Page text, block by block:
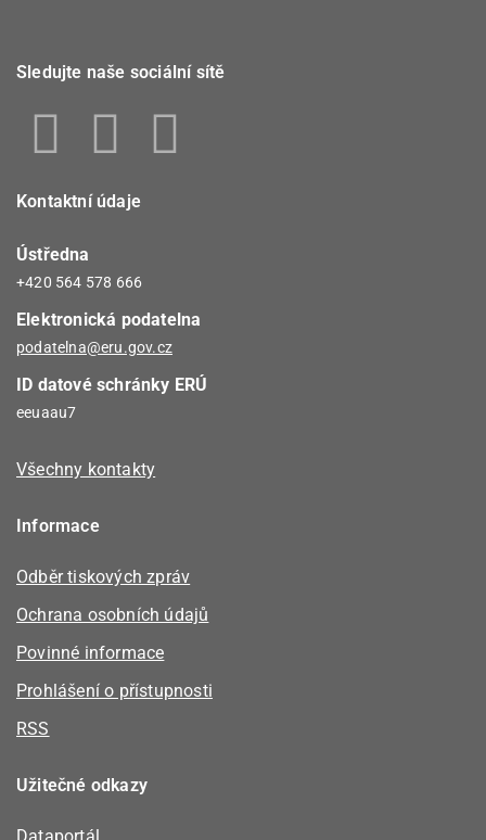
Sledujte naše sociální sítě
Kontaktní údaje
Ústředna
+420 564 578 666
Elektronická podatelna
podatelna@eru.gov.cz
ID datové schránky ERÚ
eeuaau7
Všechny kontakty
Informace
Odběr tiskových zpráv
Ochrana osobních údajů
Povinné informace
Prohlášení o přístupnosti
RSS
Užitečné odkazy